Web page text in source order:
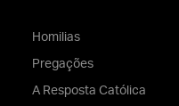
Homilias
Pregações
A Resposta Católica